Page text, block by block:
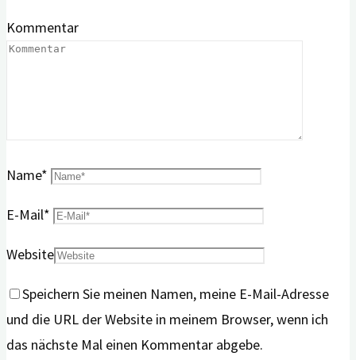
Kommentar
Name*
E-Mail*
Website
Speichern Sie meinen Namen, meine E-Mail-Adresse
und die URL der Website in meinem Browser, wenn ich
das nächste Mal einen Kommentar abgebe.